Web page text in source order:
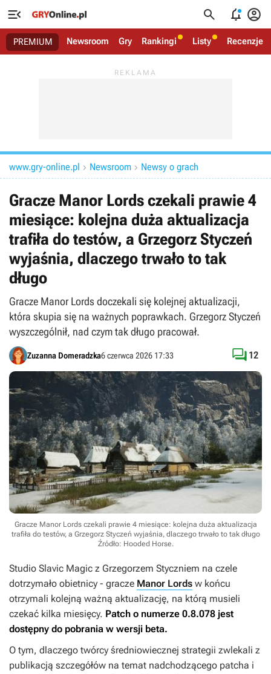
   
PREMIUM Newsroom Gry Rankingi Listy Recenzje
www.gry-online.pl  Newsroom  Newsy o grach
Gracze Manor Lords czekali prawie 4
miesiące: kolejna duża aktualizacja
trafiła do testów, a Grzegorz Styczeń
wyjaśnia, dlaczego trwało to tak
długo
Gracze Manor Lords doczekali się kolejnej aktualizacji,
która skupia się na ważnych poprawkach. Grzegorz Styczeń
wyszczególnił, nad czym tak długo pracował.
Zuzanna Domeradzka6 czerwca 2026 17:33  12
Gracze Manor Lords czekali prawie 4 miesiące: kolejna duża aktualizacja
trafiła do testów, a Grzegorz Styczeń wyjaśnia, dlaczego trwało to tak długo
Źródło: Hooded Horse.
Studio Slavic Magic z Grzegorzem Styczniem na czele
dotrzymało obietnicy - gracze Manor Lords w końcu
otrzymali kolejną ważną aktualizację, na którą musieli
czekać kilka miesięcy. Patch o numerze 0.8.078 jest
dostępny do pobrania w wersji beta.
O tym, dlaczego twórcy średniowiecznej strategii zwlekali z
publikacją szczegółów na temat nadchodzącego patcha i